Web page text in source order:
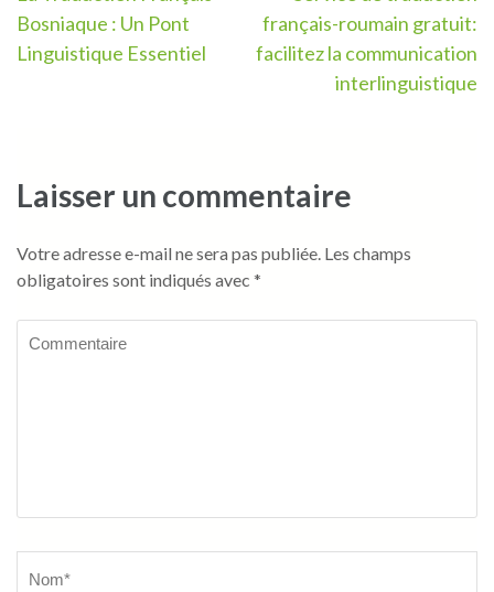
de
Bosniaque : Un Pont
Linguistique Essentiel
français-roumain gratuit:
facilitez la communication
interlinguistique
Laisser un commentaire
Votre adresse e-mail ne sera pas publiée. Les champs
obligatoires sont indiqués avec *